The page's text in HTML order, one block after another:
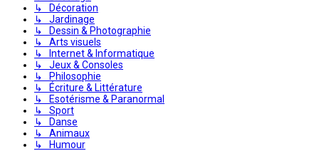
↳ Décoration
↳ Jardinage
↳ Dessin & Photographie
↳ Arts visuels
↳ Internet & Informatique
↳ Jeux & Consoles
↳ Philosophie
↳ Écriture & Littérature
↳ Esotérisme & Paranormal
↳ Sport
↳ Danse
↳ Animaux
↳ Humour